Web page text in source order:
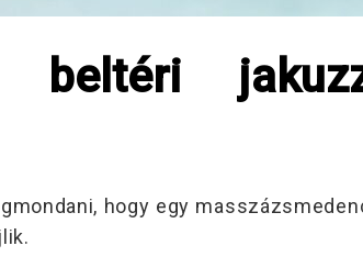
beltéri
hogy egy